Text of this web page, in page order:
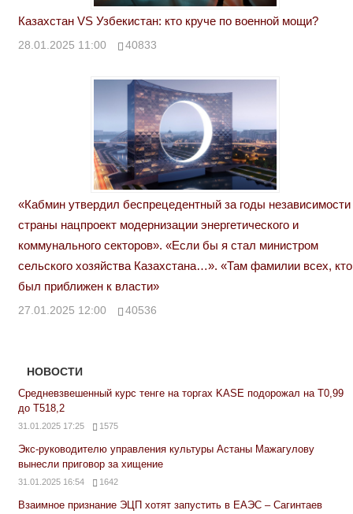
Казахстан VS Узбекистан: кто круче по военной мощи?
28.01.2025 11:00 40833
«Кабмин утвердил беспрецедентный за годы независимости
страны нацпроект модернизации энергетического и
коммунального секторов». «Если бы я стал министром
сельского хозяйства Казахстана…». «Там фамилии всех, кто
был приближен к власти»
27.01.2025 12:00 40536
НОВОСТИ
Средневзвешенный курс тенге на торгах KASE подорожал на Т0,99
до Т518,2
31.01.2025 17:25 1575
Экс-руководителю управления культуры Астаны Мажагулову
вынесли приговор за хищение
31.01.2025 16:54 1642
Взаимное признание ЭЦП хотят запустить в ЕАЭС – Сагинтаев